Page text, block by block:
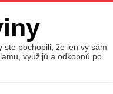
ste pochopili, že len vy sám
využijú a odkopnú po